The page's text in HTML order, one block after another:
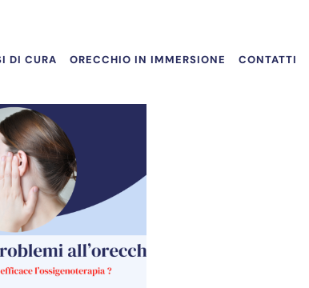
DI CURA ORECCHIO IN IMMERSIONE CONTATTI